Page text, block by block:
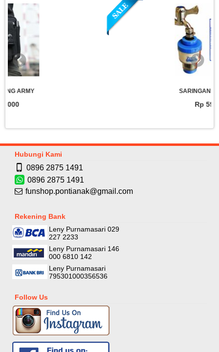
SARINGAN AIR ZERNII
Hubungi Kami
0896 2875 1491
0896 2875 1491
funshop.pontianak@gmail.com
Rekening Bank
Leny Purnamasari 029
227 2233
Leny Purnamasari 146
000 6810 142
Leny Purnamasari
795301000356536
Follow Us